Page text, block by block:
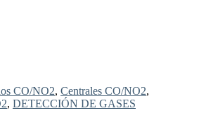
CO/NO2, Centrales CO/NO2,
, DETECCIÓN DE GASES